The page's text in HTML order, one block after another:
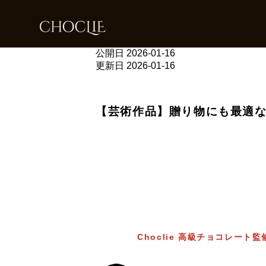
公開日 2026-01-16
更新日 2026-01-16
【芸術作品】贈り物にも最適
Choclie 高級チョコレート監